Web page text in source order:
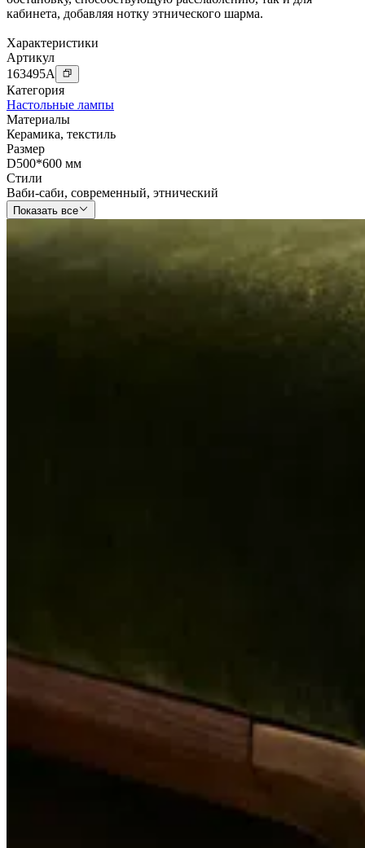
кабинета, добавляя нотку этнического шарма.
Характеристики
Артикул
163495A
Категория
Настольные лампы
Материалы
Керамика, текстиль
Размер
D500*600 мм
Стили
Ваби-саби, современный, этнический
Показать все